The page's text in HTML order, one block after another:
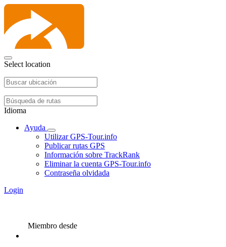
Select location
Idioma
Ayuda
Utilizar GPS-Tour.info
Publicar rutas GPS
Información sobre TrackRank
Eliminar la cuenta GPS-Tour.info
Contraseña olvidada
Login
Miembro desde